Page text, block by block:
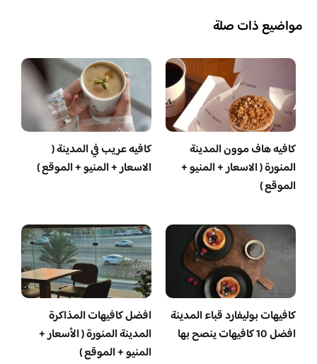
مواضيع ذات صلة
كافيه هاف موون المدينة
المنورة ( الاسعار + المنيو +
الموقع )
كافيه عريب في المدينة (
الاسعار + المنيو + الموقع )
كافيهات بوليفارد قباء المدينة
افضل 10 كافيهات ينصح بها
افضل كافيهات المذاكرة
المدينة المنورة ( الأسعار +
المنيو + الموقع )